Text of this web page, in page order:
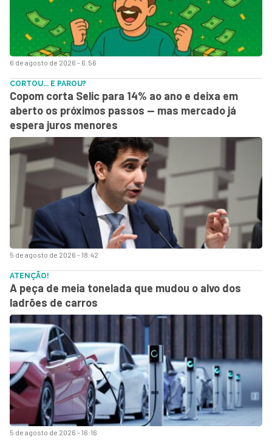
6 de agosto de 2026 - 6:56
5 de agosto de 2026 - 18:42
CORTOU... E PAROU?
Copom corta Selic para 14% ao ano e deixa em
aberto os próximos passos — mas mercado já
espera juros menores
5 de agosto de 2026 - 16:16
ATENÇÃO!
A peça de meia tonelada que mudou o alvo dos
ladrões de carros